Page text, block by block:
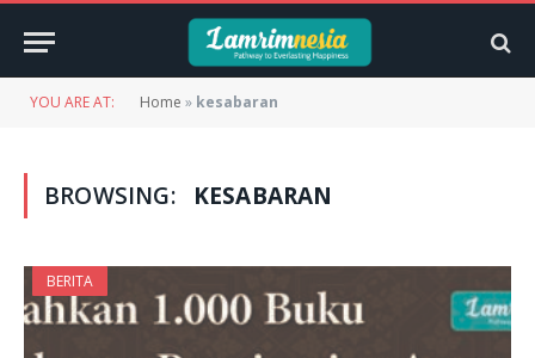
YOU ARE AT: Home » kesabaran
BROWSING: KESABARAN
BERITA